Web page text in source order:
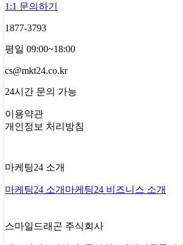
1:1 문의하기
1877-3793
평일 09:00~18:00
cs@mkt24.co.kr
24시간 문의 가능
이용약관
개인정보 처리방침
마케팅24 소개
마케팅24 소개 마케팅24 비즈니스 소개
스마일드래곤 주식회사